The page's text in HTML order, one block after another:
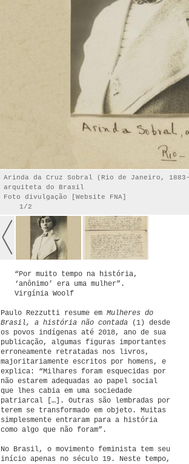
Arinda da Cruz Sobral (Rio de Janeiro,
arquiteta do Brasil
Foto divulgação [Website FNA]
1/2
“Por muito tempo na história,
‘anônimo’ era uma mulher”.
Virgínia Woolf
Paulo Rezzutti resume em Mulheres do
Brasil, a história não contada (1) desde
os povos indígenas até 2018, ano de sua
publicação, algumas figuras importantes
erroneamente retratadas nos livros,
majoritariamente escritos por homens, e
explica: “Milhares foram esquecidas por
não estarem adequadas ao papel social
que lhes cabia em uma sociedade
patriarcal […]. Outras são lembradas por
terem se transformado em objeto. Muitas
simplesmente entraram para a história
como algo que não foram”.
No Brasil, o movimento feminista tem seu
início apenas no século 19. Neste tempo,